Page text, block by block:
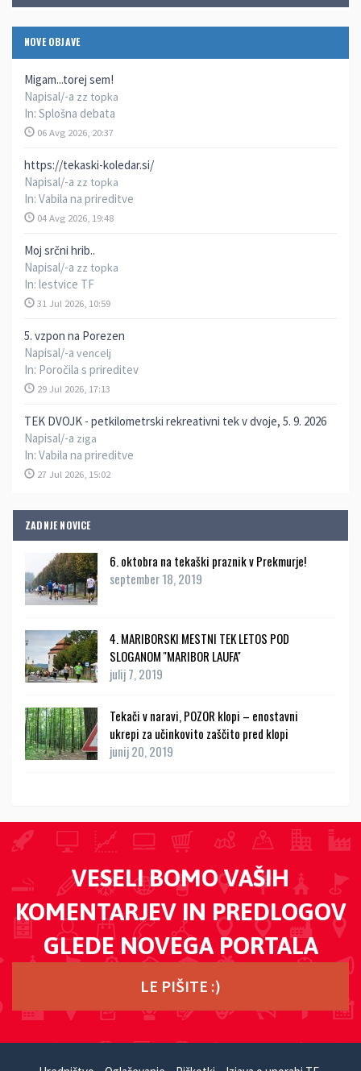
NOVE OBJAVE
Migam...torej sem!
Napisal/-a zz topka
In: Splošna debata
06 Avg 2026, 20:37
https://tekaski-koledar.si/
Napisal/-a zz topka
In: Vabila na prireditve
04 Avg 2026, 19:48
Moj srčni hrib..
Napisal/-a zz topka
In: lestvice TF
31 Jul 2026, 10:59
5. vzpon na Porezen
Napisal/-a vencelj
In: Poročila s prireditev
29 Jul 2026, 17:13
TEK DVOJK - petkilometrski rekreativni tek v dvoje, 5. 9. 2026
Napisal/-a ziga
In: Vabila na prireditve
27 Jul 2026, 15:02
ZADNJE NOVICE
6. oktobra na tekaški praznik v Prekmurje!
september 18, 2019
4. MARIBORSKI MESTNI TEK LETOS POD
SLOGANOM ''MARIBOR LAUFA''
julij 7, 2019
Tekači v naravi, POZOR klopi – enostavni
ukrepi za učinkovito zaščito pred klopi
junij 20, 2019
VESELI BOMO VAŠIH
KOMENTARJEV IN PREDLOGOV
GLEDE NOVEGA PORTALA
LE PIŠITE :)